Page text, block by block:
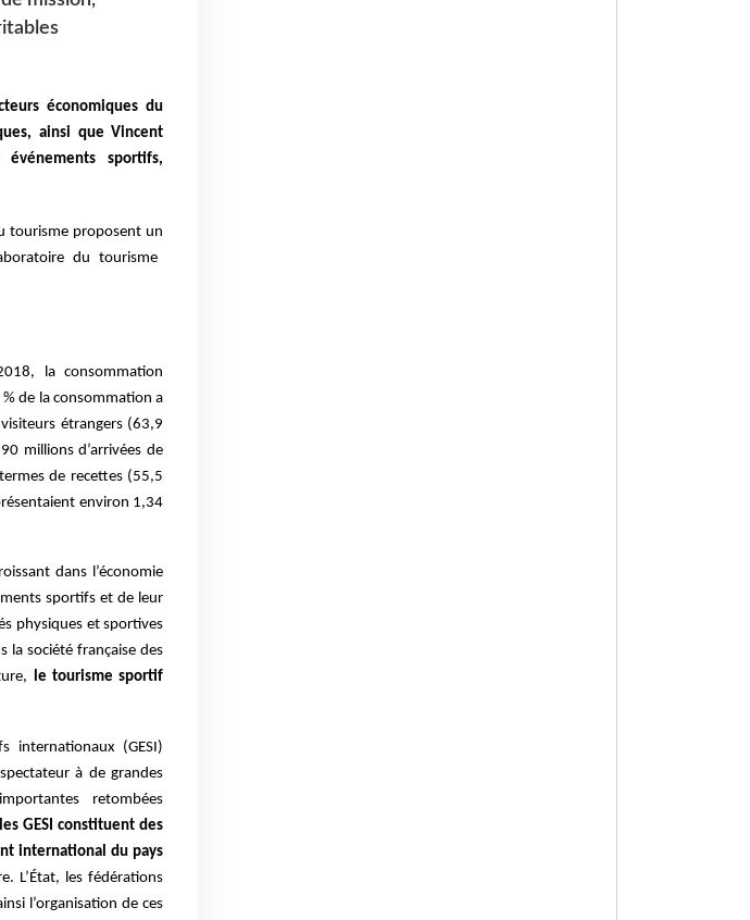
économiques du
ainsi que Vincent
sportifs,
tourisme proposent un
du tourisme
la consommation
de la consommation a
étrangers (63,9
millions d’arrivées de
de recettes (55,5
environ 1,34
dans l’économie
sportifs et de leur
physiques et sportives
la société française des
le tourisme sportif
internationaux (GESI)
à de grandes
retombées
les GESI constituent des
international du pays
L’État, les fédérations
l’organisation de ces